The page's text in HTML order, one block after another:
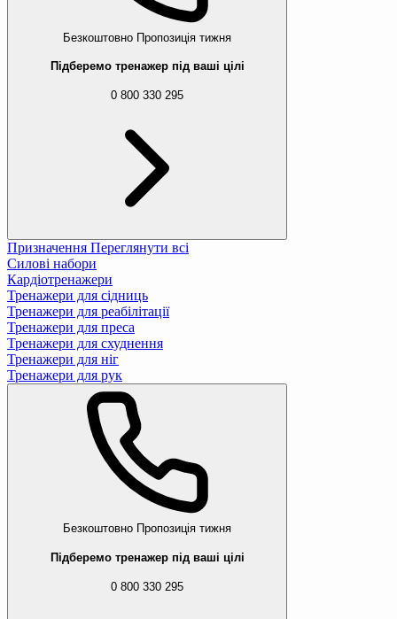
Безкоштовно Пропозиція тижня
Підберемо тренажер під ваші цілі
0 800 330 295
Призначення Переглянути всі
Силові набори
Кардіотренажери
Тренажери для сідниць
Тренажери для реабілітації
Тренажери для преса
Тренажери для схуднення
Тренажери для ніг
Тренажери для рук
Безкоштовно Пропозиція тижня
Підберемо тренажер під ваші цілі
0 800 330 295